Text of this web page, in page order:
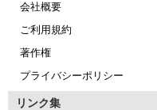
会社概要
ご利用規約
著作権
プライバシーポリシー
リンク集